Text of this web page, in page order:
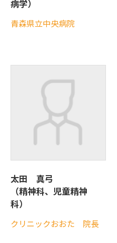
病学）
青森県立中央病院
太田 真弓
（精神科、児童精神
科）
クリニックおおた 院長